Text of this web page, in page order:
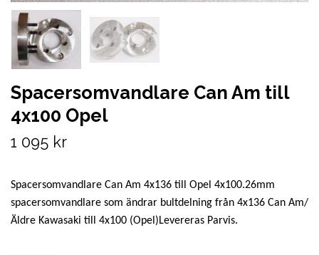
Spacersomvandlare Can Am till
4x100 Opel
1 095 kr
Spacersomvandlare Can Am 4x136 till Opel 4x100.26mm
spacersomvandlare som ändrar bultdelning från 4x136 Can Am/
Äldre Kawasaki till 4x100 (Opel)Levereras Parvis.